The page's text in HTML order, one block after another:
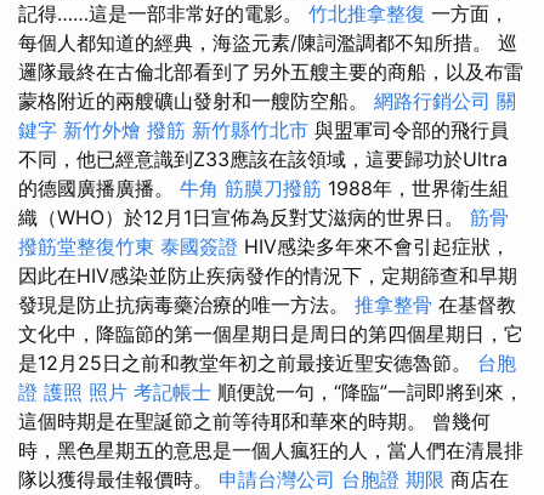
記得……這是一部非常好的電影。 竹北推拿整復 一方面，
每個人都知道的經典，海盜元素/陳詞濫調都不知所措。 巡
邏隊最終在古倫北部看到了另外五艘主要的商船，以及布雷
蒙格附近的兩艘礦山發射和一艘防空船。 網路行銷公司 關
鍵字 新竹外燴 撥筋 新竹縣竹北市 與盟軍司令部的飛行員
不同，他已經意識到Z33應該在該領域，這要歸功於Ultra
的德國廣播廣播。 牛角 筋膜刀撥筋 1988年，世界衛生組
織（WHO）於12月1日宣佈為反對艾滋病的世界日。 筋骨
撥筋堂整復竹東 泰國簽證 HIV感染多年來不會引起症狀，
因此在HIV感染並防止疾病發作的情況下，定期篩查和早期
發現是防止抗病毒藥治療的唯一方法。 推拿整骨 在基督教
文化中，降臨節的第一個星期日是周日的第四個星期日，它
是12月25日之前和教堂年初之前最接近聖安德魯節。 台胞
證 護照 照片 考記帳士 順便說一句，“降臨”一詞即將到來，
這個時期是在聖誕節之前等待耶和華來的時期。 曾幾何
時，黑色星期五的意思是一個人瘋狂的人，當人們在清晨排
隊以獲得最佳報價時。 申請台灣公司 台胞證 期限 商店在